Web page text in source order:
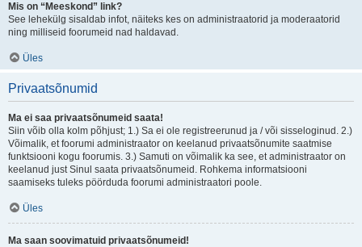
Mis on “Meeskond” link?
See lehekülg sisaldab infot, näiteks kes on administraatorid ja moderaatorid
ning milliseid foorumeid nad haldavad.
Üles
Privaatsõnumid
Ma ei saa privaatsõnumeid saata!
Siin võib olla kolm põhjust; 1.) Sa ei ole registreerunud ja / või sisseloginud. 2.)
Võimalik, et foorumi administraator on keelanud privaatsõnumite saatmise
funktsiooni kogu foorumis. 3.) Samuti on võimalik ka see, et administraator on
keelanud just Sinul saata privaatsõnumeid. Rohkema informatsiooni
saamiseks tuleks pöörduda foorumi administraatori poole.
Üles
Ma saan soovimatuid privaatsõnumeid!